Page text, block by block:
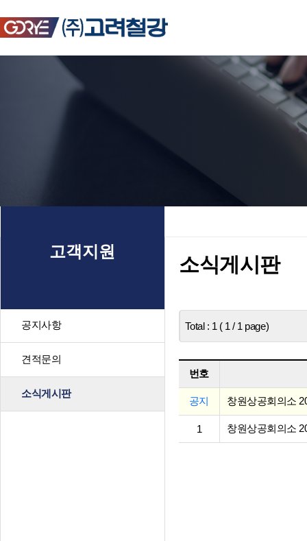
고객지원
공지사항
견적문의
소식게시판
소식게시판
Total : 1 ( 1 / 1 page)
번호
공지 창원상공회의소
1 창원상공회의소